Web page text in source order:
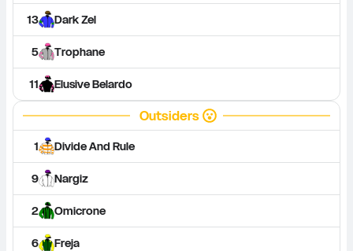
13 Dark Zel
5 Trophane
11 Elusive Belardo
Outsiders
1 Divide And Rule
9 Nargiz
2 Omicrone
6 Freja